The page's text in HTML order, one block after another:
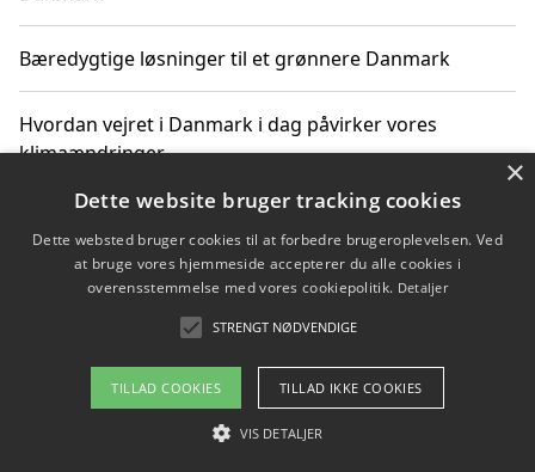
Bæredygtige løsninger til et grønnere Danmark
Hvordan vejret i Danmark i dag påvirker vores
klimaændringer
Hvordan klimaændringer påvirker danske unges
gaveønsker
Om / kontakt
Blog Betingelser
×
Dette website bruger tracking cookies
Dette websted bruger cookies til at forbedre brugeroplevelsen. Ved
at bruge vores hjemmeside accepterer du alle cookies i
overensstemmelse med vores cookiepolitik. Detaljer
STRENGT NØDVENDIGE
TILLAD COOKIES TILLAD IKKE COOKIES
VIS DETALJER